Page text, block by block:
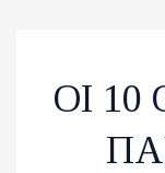
ΟΙ